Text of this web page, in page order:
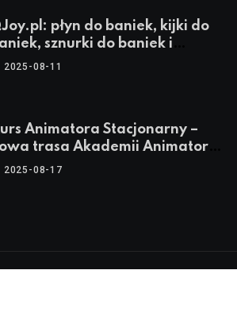
płyn do baniek, kijki do
sznurki do baniek i
do baniek
2025-08-11
Animatora Stacjonarny –
trasa Akademii Animatora
2025
2025-08-17